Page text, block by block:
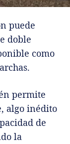
puede
doble
como
permite
algo inédito
de
la